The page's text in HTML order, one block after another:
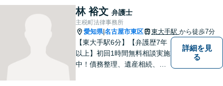
ご提供。小さなお困り事でも
構いません【夜間・休日面
談】【完全個室】【今池駅3
分】
林 裕文 弁護士
主税町法律事務所
愛知県|名古屋市東区 東大手駅 から徒歩7分
【東大手駅6分】【弁護歴7年
以上】初回1時間無料相談実施
中！債務整理、遺産相続、離
詳細を見
る